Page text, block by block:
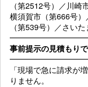
（第2512号）／川崎
横須賀市（第666号
（第539号）／さい
事前提示の見積もり
「現場で急に請求が
りません。